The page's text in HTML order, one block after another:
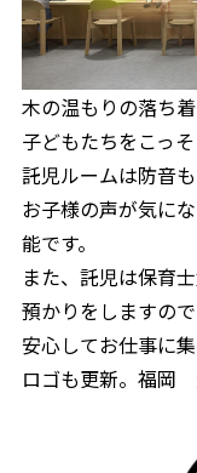
木の温もりの落ち着
子どもたちをこっ
託児ルームは防音
お子様の声が気に
能です。
また、託児は保育
預かりをしますので
安心してお仕事に
ロゴも更新。福岡